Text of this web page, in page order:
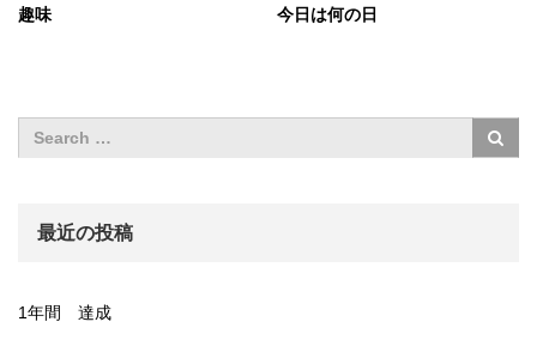
趣味 今日は何の日
最近の投稿
1年間 達成